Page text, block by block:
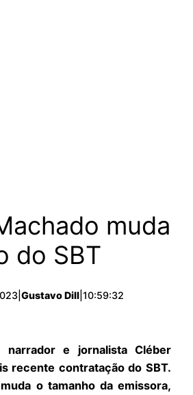
muda
do SBT
Gustavo Dill 10:59:32
narrador e jornalista Cléber
recente contratação do SBT.
o tamanho da emissora,